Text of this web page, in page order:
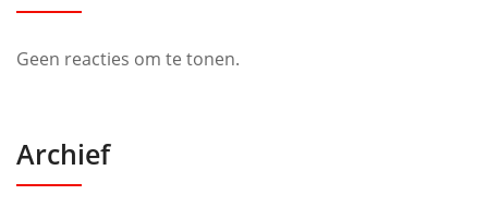
Geen reacties om te tonen.
Archief